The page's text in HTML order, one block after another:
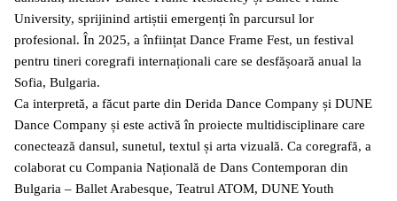
University, sprijinind artiștii emergenți în parcursul lor
profesional. În 2025, a înființat Dance Frame Fest, un festival
pentru tineri coregrafi internaționali care se desfășoară anual la
Sofia, Bulgaria.
Ca interpretă, a făcut parte din Derida Dance Company și DUNE
Dance Company și este activă în proiecte multidisciplinare care
conectează dansul, sunetul, textul și arta vizuală. Ca coregrafă, a
colaborat cu Compania Națională de Dans Contemporan din
Bulgaria – Ballet Arabesque, Teatrul ATOM, DUNE Youth